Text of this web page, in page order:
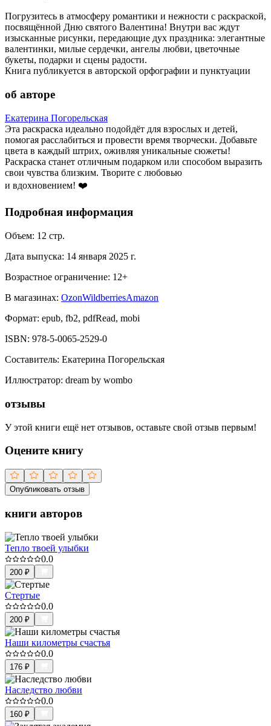
Погрузитесь в атмосферу романтики и нежности с раскраской,
посвящённой Дню святого Валентина! Внутри вас ждут
изысканные рисунки, передающие дух праздника: элегантные
валентинки, милые сердечки, ангелы любви, цветочные
букеты, подарки и сцены радости.
Книга публикуется в авторской орфографии и пунктуации
об авторе
Екатерина Погорельская
Эта раскраска идеально подойдёт для взрослых и детей,
помогая расслабиться и провести время творчески. Добавьте
цвета в каждый штрих, оживляя уникальные сюжеты!
Раскраска станет отличным подарком или способом выразить
свои чувства близким. Творите с любовью
и вдохновением! ❤️
Подробная информация
Объем: 12 стр.
Дата выпуска: 14 января 2025 г.
Возрастное ограничение: 12+
В магазинах: OzonWildberriesAmazon
Формат: epub, fb2, pdfRead, mobi
ISBN: 978-5-0065-2529-0
Составитель: Екатерина Погорельская
Иллюстратор: dream by wombo
отзывы
У этой книги ещё нет отзывов, оставьте свой отзыв первым!
Оцените книгу
Опубликовать отзыв
книги авторов
Тепло твоей улыбки
0.0
200 ₽
Стертые
0.0
200 ₽
Наши километры счастья
0.0
176 ₽
Наследство любви
0.0
160 ₽